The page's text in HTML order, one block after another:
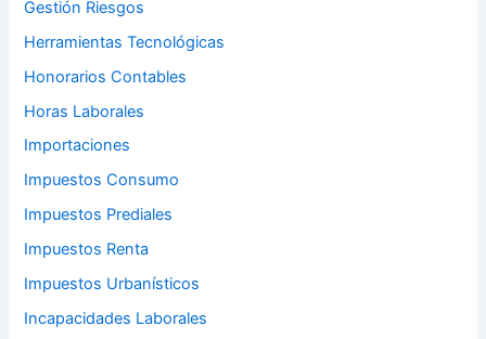
Gestión Riesgos
Herramientas Tecnológicas
Honorarios Contables
Horas Laborales
Importaciones
Impuestos Consumo
Impuestos Prediales
Impuestos Renta
Impuestos Urbanísticos
Incapacidades Laborales